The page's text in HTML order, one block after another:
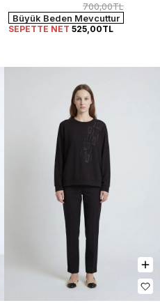
700,00TL
Büyük Beden Mevcuttur
SEPETTE NET 525,00TL